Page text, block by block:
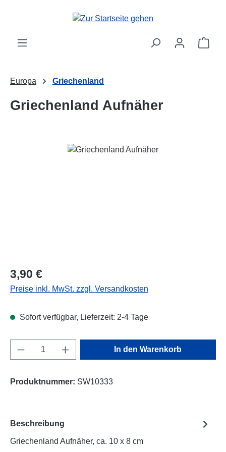
Zum Hauptinhalt springen
Europa Griechenland
Griechenland Aufnäher
Bildergalerie überspringen
Regulärer Preis:
3,90 €
Preise inkl. MwSt. zzgl. Versandkosten
Sofort verfügbar, Lieferzeit: 2-4 Tage
Produkt Anzahl: Gib den gewünschten
In den Warenkorb
Produktnummer: SW10333
Beschreibung
Griechenland Aufnäher, ca. 10 x 8 cm